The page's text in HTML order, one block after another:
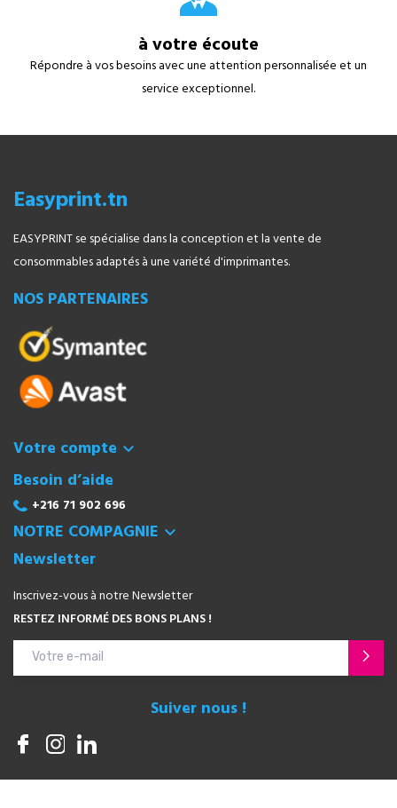
à votre écoute
Répondre à vos besoins avec une attention personnalisée et un
service exceptionnel.
Easyprint.tn
EASYPRINT se spécialise dans la conception et la vente de
consommables adaptés à une variété d'imprimantes.
NOS PARTENAIRES
Votre compte 
Besoin d’aide
+216 71 902 696
NOTRE COMPAGNIE 
Newsletter
Inscrivez-vous à notre Newsletter
RESTEZ INFORMÉ DES BONS PLANS !
Suiver nous !